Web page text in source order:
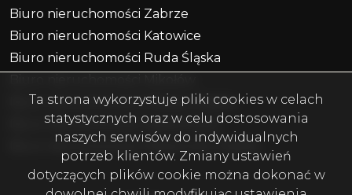
Biuro nieruchomości Zabrze
Biuro nieruchomości Katowice
Biuro nieruchomości Ruda Śląska
Biuro nieruchomości Piekary Śląskie
Biuro nieruchomości Radzionków
Biuro nieruchomości Miasteczko Śląskie
Ta strona wykorzystuje pliki cookies w celach
statystycznych oraz w celu dostosowania
naszych serwisów do indywidualnych
potrzeb klientów. Zmiany ustawień
dotyczących plików cookie można dokonać w